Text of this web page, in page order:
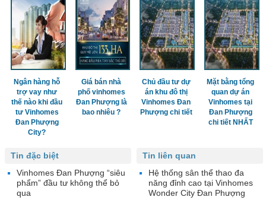
Ngân hàng hỗ
trợ vay như
thế nào khi đầu
tư Vinhomes
Đan Phượng
City?
Giá bán nhà
phố vinhomes
Đan Phượng là
bao nhiêu ?
Chủ đầu tư dự
án khu đô thị
Vinhomes Đan
Phượng chi tiết
Mặt bằng tổng
quan dự án
Vinhomes tại
Đan Phượng
chi tiết NHẤT
Tin liên quan
Hệ thống sân thể thao đa
năng đỉnh cao tại Vinhomes
Wonder City Đan Phượng
Tin đặc biệt
Vinhomes Đan Phượng “siêu
phẩm” đầu tư không thể bỏ
qua